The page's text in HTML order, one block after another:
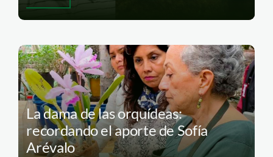
La dama de las orquídeas:
recordando el aporte de Sofía
Arévalo